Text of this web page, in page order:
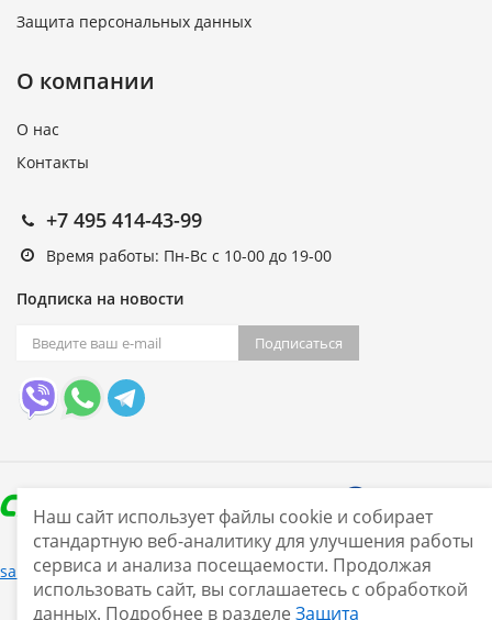
Защита персональных данных
О компании
О нас
Контакты
+7 495 414-43-99
Время работы: Пн-Вс с 10-00 до 19-00
Подписка на новости
Подписаться
sale@smarine.shop2026Нашли ошибку?
Наш сайт использует файлы cookie и собирает
стандартную веб-аналитику для улучшения работы
сервиса и анализа посещаемости. Продолжая
использовать сайт, вы соглашаетесь с обработкой
данных. Подробнее в разделе Защита